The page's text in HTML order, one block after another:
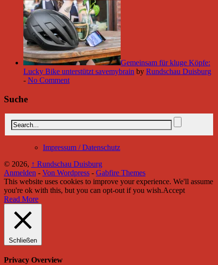
Gemeinsam für kluge Köpfe:
Lucky Bike unterstützt savemybrain by Rundschau Duisburg
- No Comment
Suche
Impressum / Datenschutz
© 2026, ↑ Rundschau Duisburg
Anmelden - Von Wordpress - Gabfire Themes
This website uses cookies to improve your experience. We'll assume
you're ok with this, but you can opt-out if you wish.Accept
Read More
Schließen
Privacy Overview